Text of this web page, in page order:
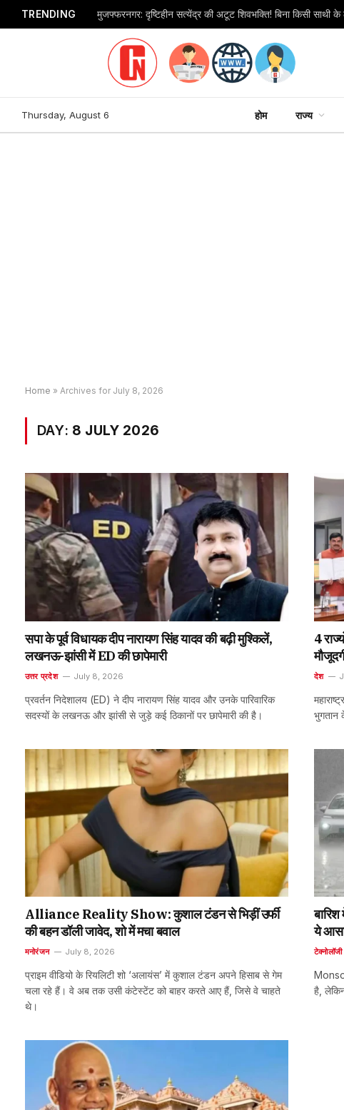
TRENDING
Thursday, August 6 होम राज्य
Home » Archives for July 8, 2026
DAY: 8 JULY 2026
सपा के पूर्व विधायक दीप नारायण सिंह यादव की बढ़ी मुश्किलें,
लखनऊ-झांसी में ED की छापेमारी
उत्तर प्रदेश July 8, 2026
प्रवर्तन निदेशालय (ED) ने दीप नारायण सिंह यादव और उनके पारिवारिक
सदस्यों के लखनऊ और झांसी से जुड़े कई ठिकानों पर छापेमारी की है।
4
देश
भुगतान
Alliance Reality Show: कुशाल टंडन से भिड़ीं उर्फी
की बहन डॉली जावेद, शो में मचा बवाल
मनोरंजन July 8, 2026
प्राइम वीडियो के रियलिटी शो ‘अलायंस’ में कुशाल टंडन अपने हिसाब से गेम
चला रहे हैं। वे अब तक उसी कंटेस्टेंट को बाहर करते आए हैं, जिसे वे चाहते
थे।
ये
टेक्नोलॉजी
है,